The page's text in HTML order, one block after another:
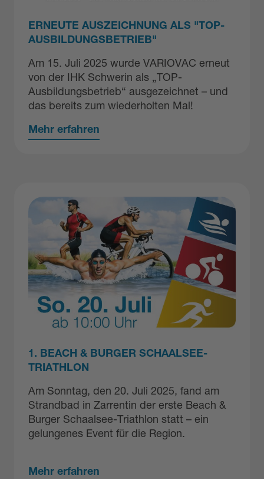
ERNEUTE AUSZEICHNUNG ALS "TOP-
AUSBILDUNGSBETRIEB"
Am 15. Juli 2025 wurde VARIOVAC erneut
von der IHK Schwerin als „TOP-
Ausbildungsbetrieb“ ausgezeichnet – und
das bereits zum wiederholten Mal!
Mehr erfahren
1. BEACH & BURGER SCHAALSEE-
TRIATHLON
Am Sonntag, den 20. Juli 2025, fand am
Strandbad in Zarrentin der erste Beach &
Burger Schaalsee-Triathlon statt – ein
gelungenes Event für die Region.
Mehr erfahren